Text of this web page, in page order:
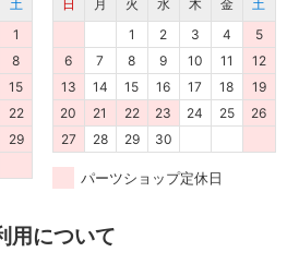
用について
土
1
8
15
22
29
日 月 火 水 木 金
土
1
2 3 4
5
6
7 8 9 10 11
12
13
14 15 16 17 18
19
20
21 22 23 24 25
26
27
28 29 30
パーツショップ定休日